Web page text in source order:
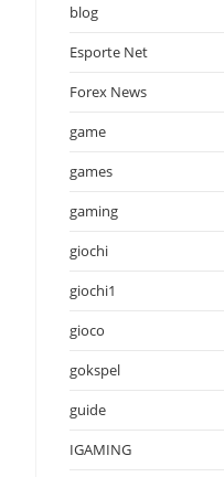
blog
Esporte Net
Forex News
game
games
gaming
giochi
giochi1
gioco
gokspel
guide
IGAMING